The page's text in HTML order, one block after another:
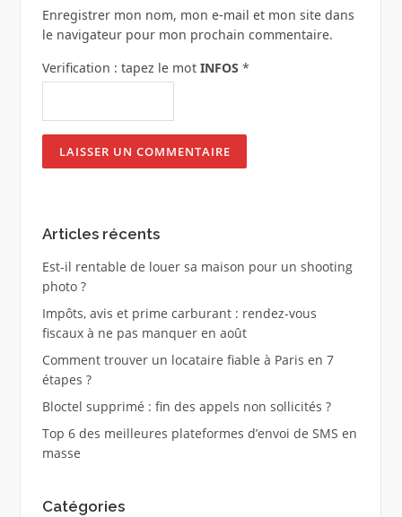
Enregistrer mon nom, mon e-mail et mon site dans
le navigateur pour mon prochain commentaire.
Verification : tapez le mot INFOS *
Articles récents
Est-il rentable de louer sa maison pour un shooting
photo ?
Impôts, avis et prime carburant : rendez-vous
fiscaux à ne pas manquer en août
Comment trouver un locataire fiable à Paris en 7
étapes ?
Bloctel supprimé : fin des appels non sollicités ?
Top 6 des meilleures plateformes d’envoi de SMS en
masse
Catégories